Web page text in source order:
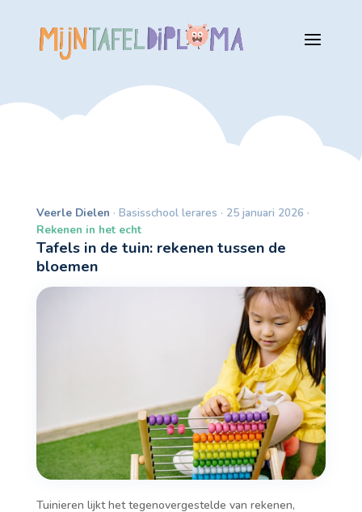
Veerle Dielen · Basisschool lerares · 25 januari 2026 ·
Rekenen in het echt
Tafels in de tuin: rekenen tussen de
bloemen
Tuinieren lijkt het tegenovergestelde van rekenen,